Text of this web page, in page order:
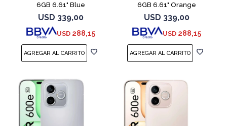
6GB 6.61" Blue
USD 339,00
USD 288,15
6GB 6.61" Orange
USD 339,00
USD 288,15